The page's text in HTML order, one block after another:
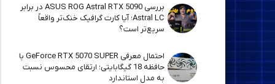
بررسی ASUS ROG Astral RTX 5090 در برابر
Astral LC؛ آیا کارت گرافیک خنک‌تر واقعاً
سریع‌تر است؟
احتمال معرفی GeForce RTX 5070 SUPER با
حافظه 18 گیگابایتی؛ ارتقای محسوس نسبت
به مدل استاندارد